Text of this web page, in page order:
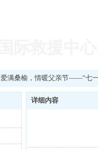
爱满桑榆，情暖父亲节——“七
详细内容